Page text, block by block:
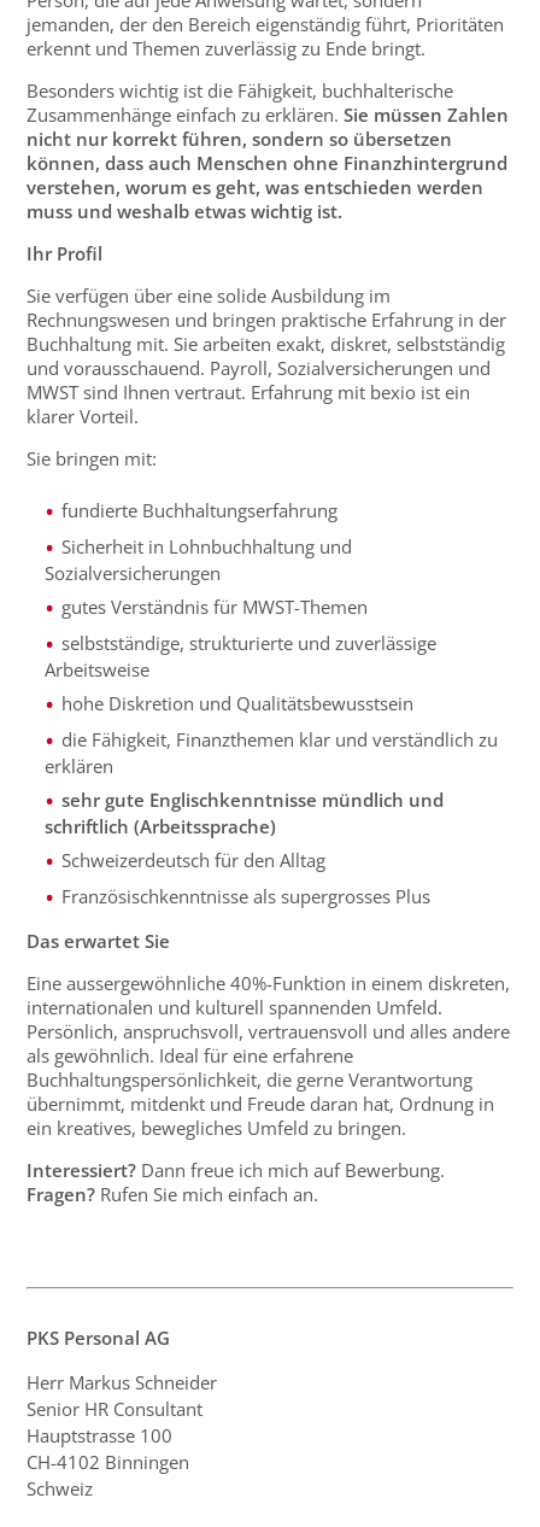
jemanden, der den Bereich eigenständig führt, Prioritäten
erkennt und Themen zuverlässig zu Ende bringt.
Besonders wichtig ist die Fähigkeit, buchhalterische
Zusammenhänge einfach zu erklären.Sie müssen Zahlen
nicht nur korrekt führen, sondern so übersetzen
können, dass auch Menschen ohne Finanzhintergrund
verstehen, worum es geht, was entschieden werden
muss und weshalb etwas wichtig ist.
Ihr Profil
Sie verfügen über eine solide Ausbildung im
Rechnungswesen und bringen praktische Erfahrung in der
Buchhaltung mit. Sie arbeiten exakt, diskret, selbstständig
und vorausschauend. Payroll, Sozialversicherungen und
MWST sind Ihnen vertraut. Erfahrung mit bexio ist ein
klarer Vorteil.
Sie bringen mit:
fundierte Buchhaltungserfahrung
Sicherheit in Lohnbuchhaltung und
Sozialversicherungen
gutes Verständnis für MWST-Themen
selbstständige, strukturierte und zuverlässige
Arbeitsweise
hohe Diskretion und Qualitätsbewusstsein
die Fähigkeit, Finanzthemen klar und verständlich zu
erklären
sehr gute Englischkenntnisse mündlich und
schriftlich(Arbeitssprache)
Schweizerdeutsch für den Alltag
Französischkenntnisse alssupergrosses Plus
Das erwartet Sie
Eine aussergewöhnliche 40%-Funktion in einem diskreten,
internationalen und kulturell spannenden Umfeld.
Persönlich, anspruchsvoll, vertrauensvoll und alles andere
als gewöhnlich. Ideal für eine erfahrene
Buchhaltungspersönlichkeit, die gerne Verantwortung
übernimmt, mitdenkt und Freude daran hat, Ordnung in
ein kreatives, bewegliches Umfeld zu bringen.
Interessiert? Dann freue ich mich auf Bewerbung.
Fragen? Rufen Sie mich einfach an.
PKS Personal AG
Herr Markus Schneider
Senior HR Consultant
Hauptstrasse 100
CH-4102 Binningen
Schweiz